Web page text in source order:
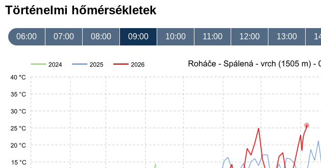
Történelmi hőmérsékletek
06:00 07:00 08:00 09:00 10:00 11:00 12:00 13:00